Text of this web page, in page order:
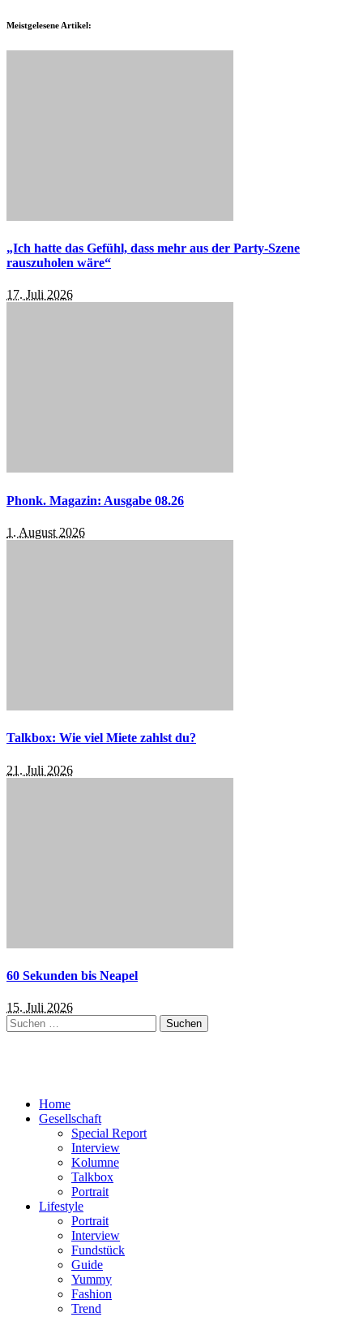
Meistgelesene Artikel:
„Ich hatte das Gefühl, dass mehr aus der Party-Szene
rauszuholen wäre“
17. Juli 2026
Phonk. Magazin: Ausgabe 08.26
1. August 2026
Talkbox: Wie viel Miete zahlst du?
21. Juli 2026
60 Sekunden bis Neapel
15. Juli 2026
Suchen
nach:
Home
Gesellschaft
Special Report
Interview
Kolumne
Talkbox
Portrait
Lifestyle
Portrait
Interview
Fundstück
Guide
Yummy
Fashion
Trend